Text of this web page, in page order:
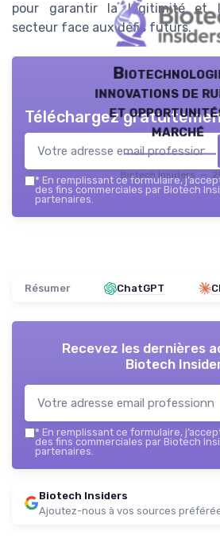
pour garantir la légitimité et
secteur face aux défis futurs.
innovations de
et
marché
Biotech Insiders —
Téléchargez
* En remplissant ce formulaire,
des fins commerciales par Biotech
partenaires.
Résumer ChatGPT
Recevez les dernières
Biotech
* En remplissant ce formulaire,
des fins commerciales par Biotech
partenaires.
Biotech Insiders
Ajoutez-nous à vos sources